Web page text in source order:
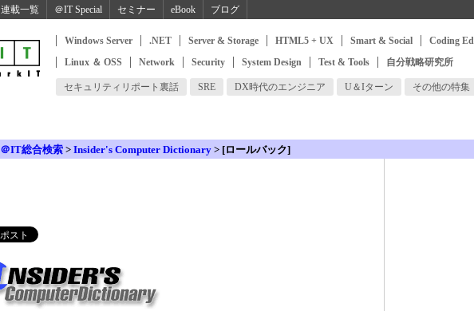
連載一覧 ＠IT Special セミナー eBook ブログ
Windows Server .NET Server & Storage HTML5 + UX Smart & Social Coding
Linux ＆ OSS
Network Security System Design Test & Tools 自分戦略研究所
セキュリティリポート裏話 SRE DX時代のエンジニア U＆Iターン その他の特集
＠IT総合検索 > Insider's Computer Dictionary > [ロールバック]